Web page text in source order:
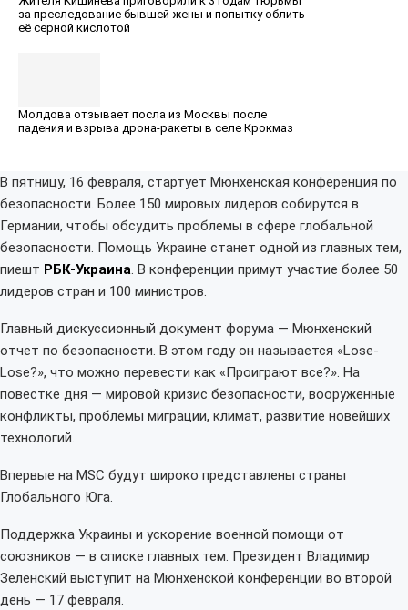
за преследование бывшей жены и попытку облить
её серной кислотой
Молдова отзывает посла из Москвы после
падения и взрыва дрона-ракеты в селе Крокмаз
В пятницу, 16 февраля, стартует Мюнхенская конференция по
безопасности. Более 150 мировых лидеров собирутся в
Германии, чтобы обсудить проблемы в сфере глобальной
безопасности. Помощь Украине станет одной из главных тем,
пиешт РБК-Украина. В конференции примут участие более 50
лидеров стран и 100 министров.
Главный дискуссионный документ форума — Мюнхенский
отчет по безопасности. В этом году он называется «Lose-
Lose?», что можно перевести как «Проиграют все?». На
повестке дня — мировой кризис безопасности, вооруженные
конфликты, проблемы миграции, климат, развитие новейших
технологий.
Впервые на MSC будут широко представлены страны
Глобального Юга.
Поддержка Украины и ускорение военной помощи от
союзников — в списке главных тем. Президент Владимир
Зеленский выступит на Мюнхенской конференции во второй
день — 17 февраля.